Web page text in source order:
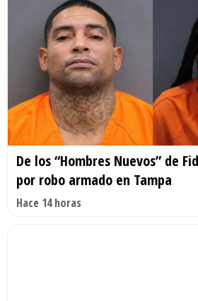
De los “Hombres Nuevos” de
por robo armado en Tampa
Hace 14 horas